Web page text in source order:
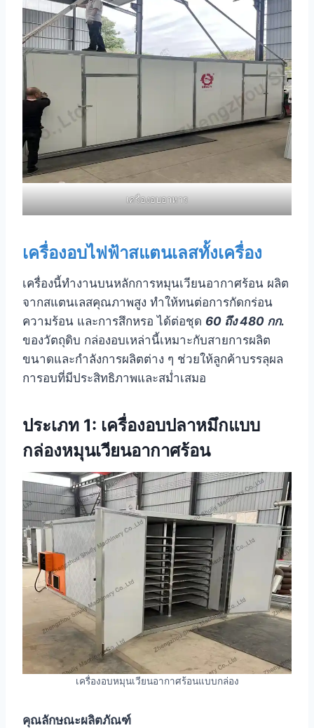
เครื่องอบอาหาร
เครื่องอบไฟฟ้าสแตนเลสทั้งเครื่อง
เครื่องนี้ทำงานบนหลักการหมุนเวียนอากาศร้อน ผลิต
จากสแตนเลสคุณภาพสูง ทำให้ทนต่อการกัดกร่อน
ความร้อน และการสึกหรอ ได้ต่อชุด 60 ถึง 480 กก.
ของวัตถุดิบ กล่องอบเหล่านี้เหมาะกับสายการผลิต
ขนาดและกำลังการผลิตต่าง ๆ ช่วยให้ลูกค้าบรรลุผล
การอบที่มีประสิทธิภาพและสม่ำเสมอ
ประเภท 1: เครื่องอบปลาหมึกแบบ
กล่องหมุนเวียนอากาศร้อน
เครื่องอบหมุนเวียนอากาศร้อนแบบกล่อง
คุณลักษณะผลิตภัณฑ์